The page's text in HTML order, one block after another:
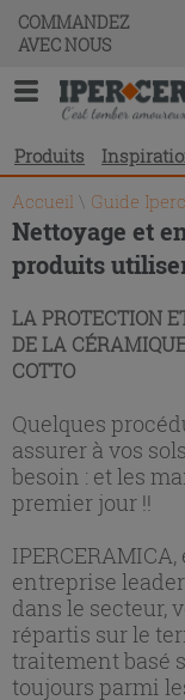
COMMANDEZ
AVEC NOUS
Produits
Accueil \ Guide
Nettoyage et
produits
LA PROTECTION
DE LA
COTTO
Quelques
assurer à vos
besoin : et les
premier jour !!
entreprise
dans le secteur,
répartis sur le
traitement basé
toujours parmi